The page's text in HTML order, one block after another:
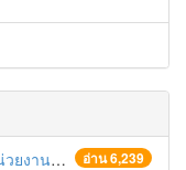
อ่าน 6,239
ามปลอดภัยก่อนเทศกาลสงกรานต์